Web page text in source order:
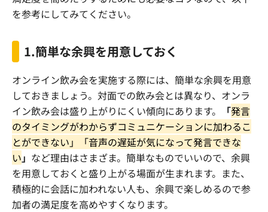
を参考にしてみてください。
1.簡単な余興を用意しておく
オンライン飲み会を実施する際には、簡単な余興を用意
しておきましょう。対面での飲み会とは異なり、オンラ
イン飲み会は盛り上がりにくい傾向にあります。
「発言
のタイミングがわからずコミュニケーションに加わるこ
とができない」「音声の遅延が気になって発言できな
い」 など理由はさまざま。簡単なものでいいので、余興
を用意しておくと盛り上がる場面が生まれます。また、
積極的に会話に加われない人も、余興で楽しめるので参
加者の満足度を高めやすくなります。